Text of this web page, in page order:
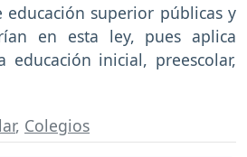
educación superior públicas y
en esta ley, pues aplica
educación inicial, preescolar,
, Colegios